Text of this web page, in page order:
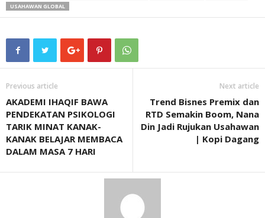
USAHAWAN GLOBAL
Previous article
AKADEMI IHAQIF BAWA
PENDEKATAN PSIKOLOGI
TARIK MINAT KANAK-
KANAK BELAJAR MEMBACA
DALAM MASA 7 HARI
Next article
Trend Bisnes Premix dan
RTD Semakin Boom, Nana
Din Jadi Rujukan Usahawan
| Kopi Dagang